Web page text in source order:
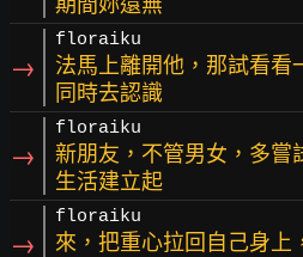
→
floraiku
法馬上離開他，那試看看
同時去認識
→
floraiku
新朋友，不管男女，多嘗
生活建立起
→
floraiku
來，把重心拉回自己身上